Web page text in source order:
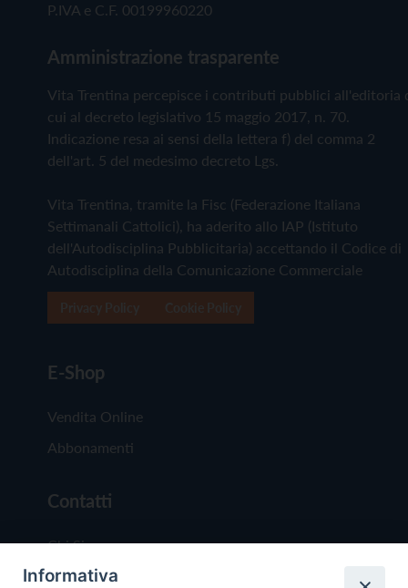
P.IVA e C.F. 00199960220
Amministrazione trasparente
Vita Trentina percepisce i contributi pubblici all'editoria
cui al decreto legislativo 15 maggio 2017, n. 70.
Indicazione resa ai sensi della lettera f) del comma 2
dell'art. 5 del medesimo decreto Lgs.
Vita Trentina, tramite la Fisc (Federazione Italiana
Settimanali Cattolici), ha aderito allo IAP (Istituto
dell'Autodisciplina Pubblicitaria) accettando il Codice di
Autodisciplina della Comunicazione Commerciale
E-Shop
Vendita Online
Abbonamenti
Contatti
Chi Siamo
Redazione
Informativa